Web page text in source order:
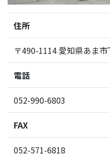
住所
〒490-1114 愛知県あま
電話
052-990-6803
FAX
052-571-6818